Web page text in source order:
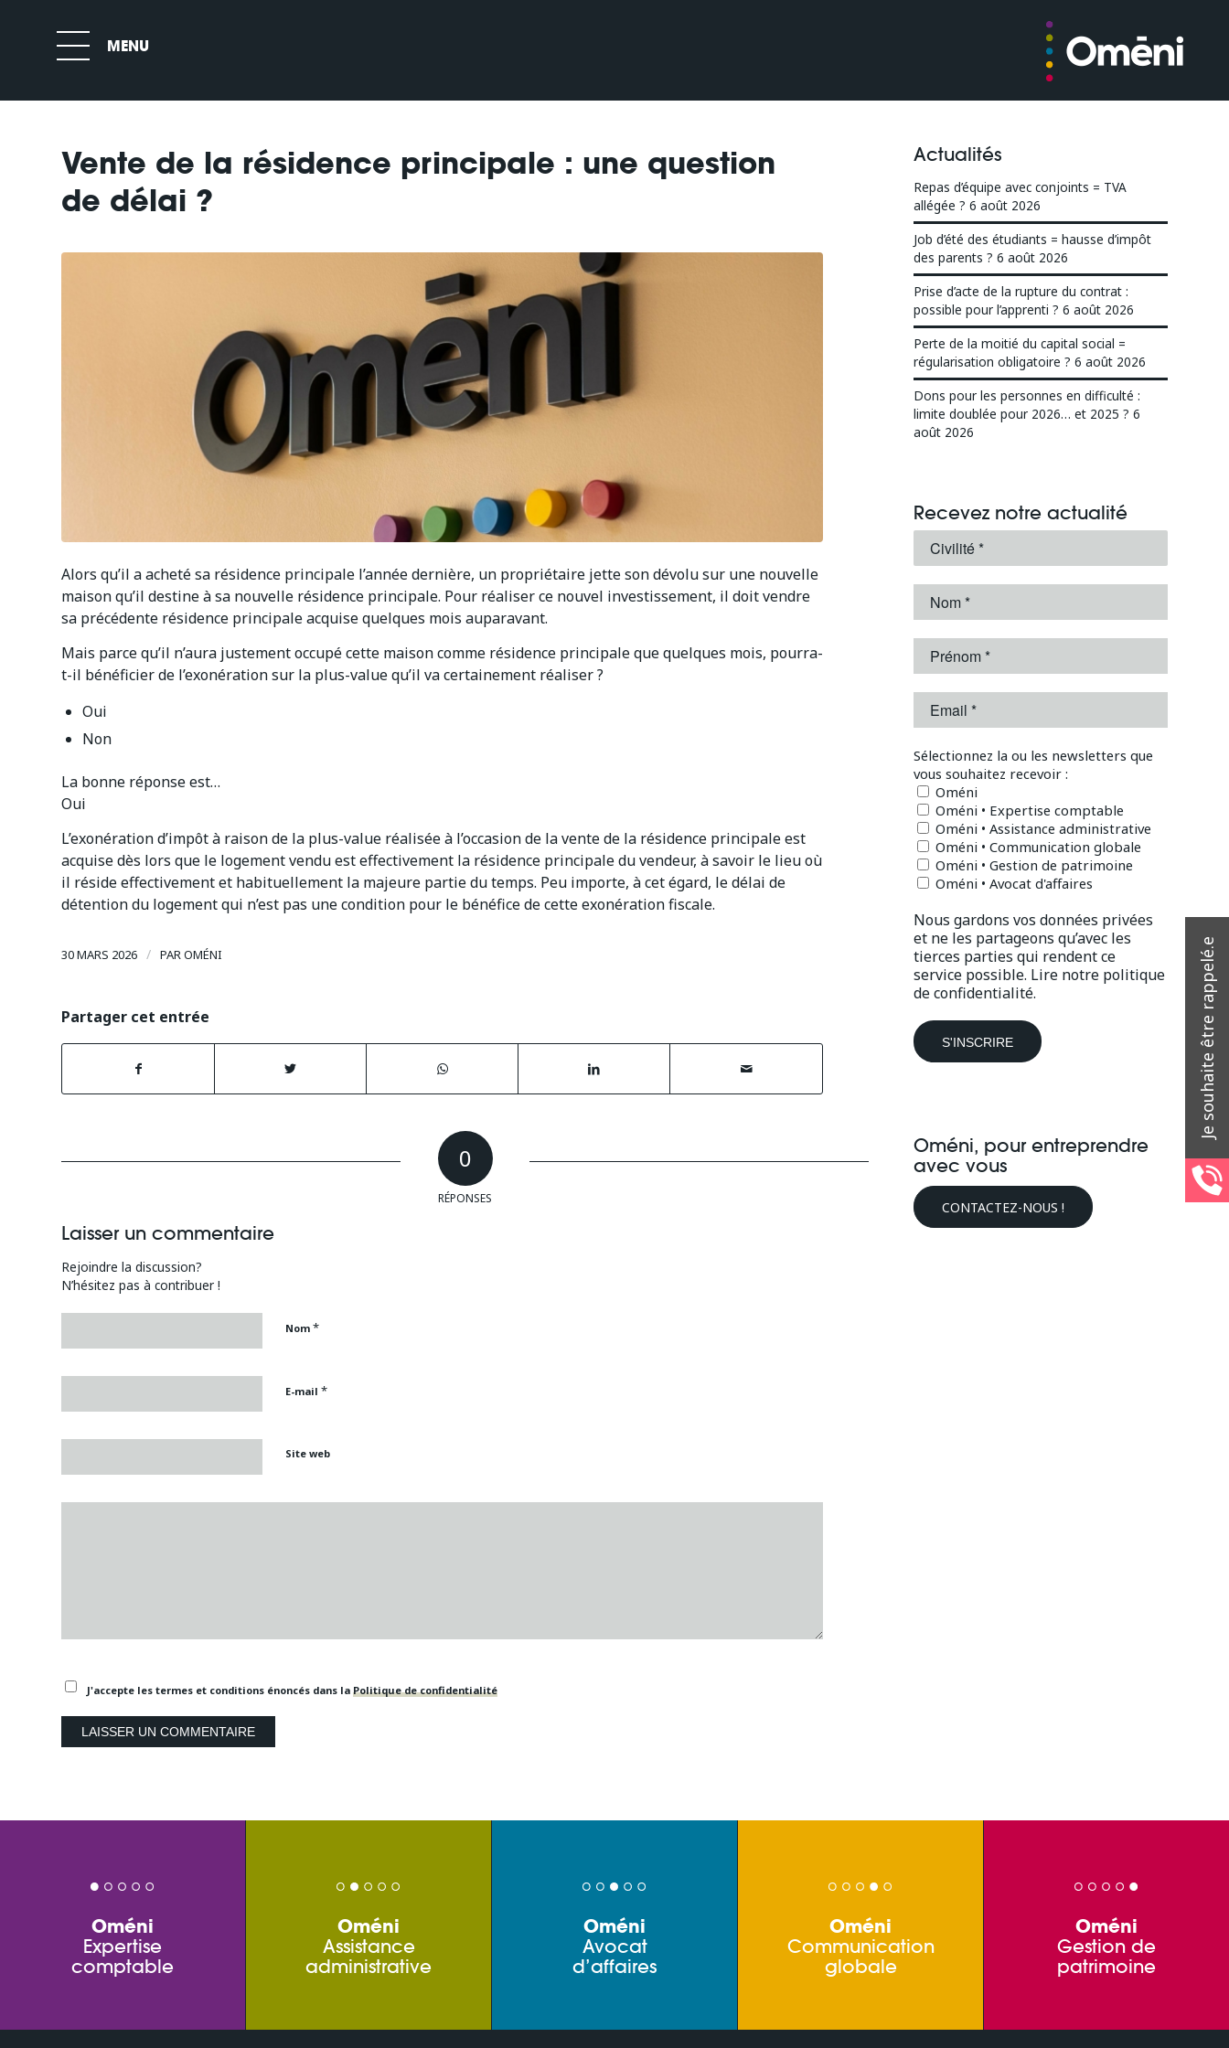
Vente de la résidence principale : une question
de délai ?
Alors qu’il a acheté sa résidence principale l’année dernière, un propriétaire jette son dévolu sur une nouvelle
maison qu’il destine à sa nouvelle résidence principale. Pour réaliser ce nouvel investissement, il doit vendre
sa précédente résidence principale acquise quelques mois auparavant.
Mais parce qu’il n’aura justement occupé cette maison comme résidence principale que quelques mois, pourra-
t-il bénéficier de l’exonération sur la plus-value qu’il va certainement réaliser ?
Oui
Non
La bonne réponse est…
Oui
L’exonération d’impôt à raison de la plus-value réalisée à l’occasion de la vente de la résidence principale est
acquise dès lors que le logement vendu est effectivement la résidence principale du vendeur, à savoir le lieu où
il réside effectivement et habituellement la majeure partie du temps. Peu importe, à cet égard, le délai de
détention du logement qui n’est pas une condition pour le bénéfice de cette exonération fiscale.
30 MARS 2026 / PAR OMÉNI
Partager cet entrée
0
RÉPONSES
Laisser un commentaire
Rejoindre la discussion?
N’hésitez pas à contribuer !
Nom *
E-mail *
Site web
J'accepte les termes et conditions énoncés dans la Politique de confidentialité
Actualités
Repas d’équipe avec conjoints = TVA
allégée ? 6 août 2026
Job d’été des étudiants = hausse d’impôt
des parents ? 6 août 2026
Prise d’acte de la rupture du contrat :
possible pour l’apprenti ? 6 août 2026
Perte de la moitié du capital social =
régularisation obligatoire ? 6 août 2026
Dons pour les personnes en difficulté :
limite doublée pour 2026… et 2025 ? 6
août 2026
Recevez notre actualité
Sélectionnez la ou les newsletters que
vous souhaitez recevoir :
Oméni
Oméni • Expertise comptable
Oméni • Assistance administrative
Oméni • Communication globale
Oméni • Gestion de patrimoine
Oméni • Avocat d'affaires
Nous gardons vos données privées
et ne les partageons qu’avec les
tierces parties qui rendent ce
service possible. Lire notre politique
de confidentialité.
Oméni, pour entreprendre
avec vous
CONTACTEZ-NOUS !
Oméni
Expertise
comptable
Oméni
Assistance
administrative
Oméni
Avocat
d’affaires
Oméni
Communication
globale
Oméni
Gestion de
patrimoine